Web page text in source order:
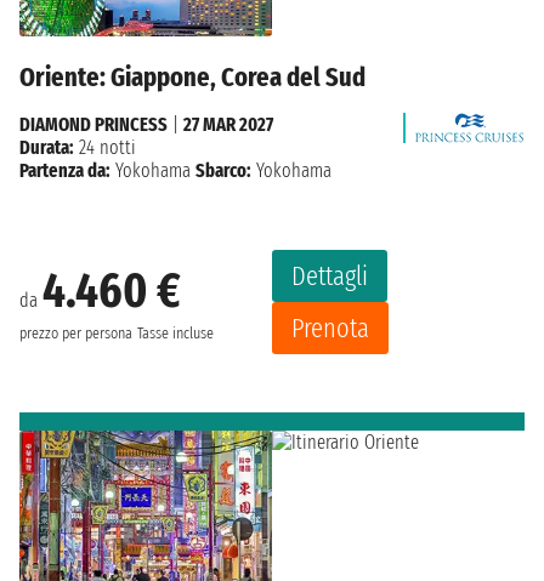
Oriente: Giappone, Corea del Sud
da 4.460 €
prezzo per persona Tasse incluse
Dettagli
Prenota
DIAMOND PRINCESS
27 MAR 2027
Durata: 24 notti
Partenza da: Yokohama Sbarco: Yokohama